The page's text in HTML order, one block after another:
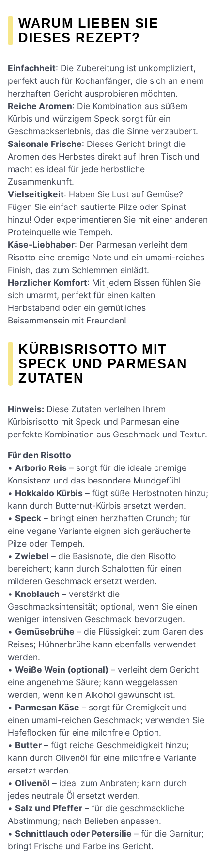
WARUM LIEBEN SIE
DIESES REZEPT?
Einfachheit: Die Zubereitung ist unkompliziert,
perfekt auch für Kochanfänger, die sich an einem
herzhaften Gericht ausprobieren möchten.
Reiche Aromen: Die Kombination aus süßem
Kürbis und würzigem Speck sorgt für ein
Geschmackserlebnis, das die Sinne verzaubert.
Saisonale Frische: Dieses Gericht bringt die
Aromen des Herbstes direkt auf Ihren Tisch und
macht es ideal für jede herbstliche
Zusammenkunft.
Vielseitigkeit: Haben Sie Lust auf Gemüse?
Fügen Sie einfach sautierte Pilze oder Spinat
hinzu! Oder experimentieren Sie mit einer anderen
Proteinquelle wie Tempeh.
Käse-Liebhaber: Der Parmesan verleiht dem
Risotto eine cremige Note und ein umami-reiches
Finish, das zum Schlemmen einlädt.
Herzlicher Komfort: Mit jedem Bissen fühlen Sie
sich umarmt, perfekt für einen kalten
Herbstabend oder ein gemütliches
Beisammensein mit Freunden!
KÜRBISRISOTTO MIT
SPECK UND PARMESAN
ZUTATEN
Hinweis: Diese Zutaten verleihen Ihrem
Kürbisrisotto mit Speck und Parmesan eine
perfekte Kombination aus Geschmack und Textur.
Für den Risotto
• Arborio Reis – sorgt für die ideale cremige
Konsistenz und das besondere Mundgefühl.
• Hokkaido Kürbis – fügt süße Herbstnoten hinzu;
kann durch Butternut-Kürbis ersetzt werden.
• Speck – bringt einen herzhaften Crunch; für
eine vegane Variante eignen sich geräucherte
Pilze oder Tempeh.
• Zwiebel – die Basisnote, die den Risotto
bereichert; kann durch Schalotten für einen
milderen Geschmack ersetzt werden.
• Knoblauch – verstärkt die
Geschmacksintensität; optional, wenn Sie einen
weniger intensiven Geschmack bevorzugen.
• Gemüsebrühe – die Flüssigkeit zum Garen des
Reises; Hühnerbrühe kann ebenfalls verwendet
werden.
• Weiße Wein (optional) – verleiht dem Gericht
eine angenehme Säure; kann weggelassen
werden, wenn kein Alkohol gewünscht ist.
• Parmesan Käse – sorgt für Cremigkeit und
einen umami-reichen Geschmack; verwenden Sie
Hefeflocken für eine milchfreie Option.
• Butter – fügt reiche Geschmeidigkeit hinzu;
kann durch Olivenöl für eine milchfreie Variante
ersetzt werden.
• Olivenöl – ideal zum Anbraten; kann durch
jedes neutrale Öl ersetzt werden.
• Salz und Pfeffer – für die geschmackliche
Abstimmung; nach Belieben anpassen.
• Schnittlauch oder Petersilie – für die Garnitur;
bringt Frische und Farbe ins Gericht.